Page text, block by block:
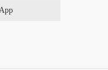
全省行政审批“一张网
政务服务，实现全国“
申请人网上办事提供了